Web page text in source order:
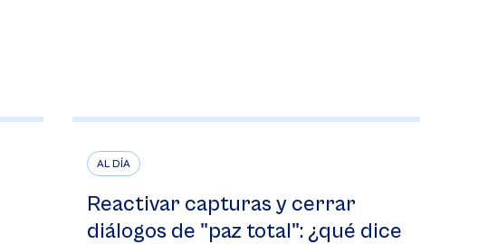
AL DÍA
Reactivar capturas y cerrar
diálogos de "paz total": ¿qué dice